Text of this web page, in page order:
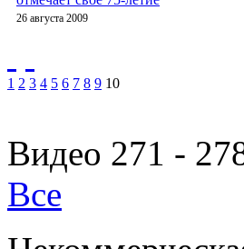
26 августа 2009
1 2 3 4 5 6 7 8 9 10
Видео 271 -
Все